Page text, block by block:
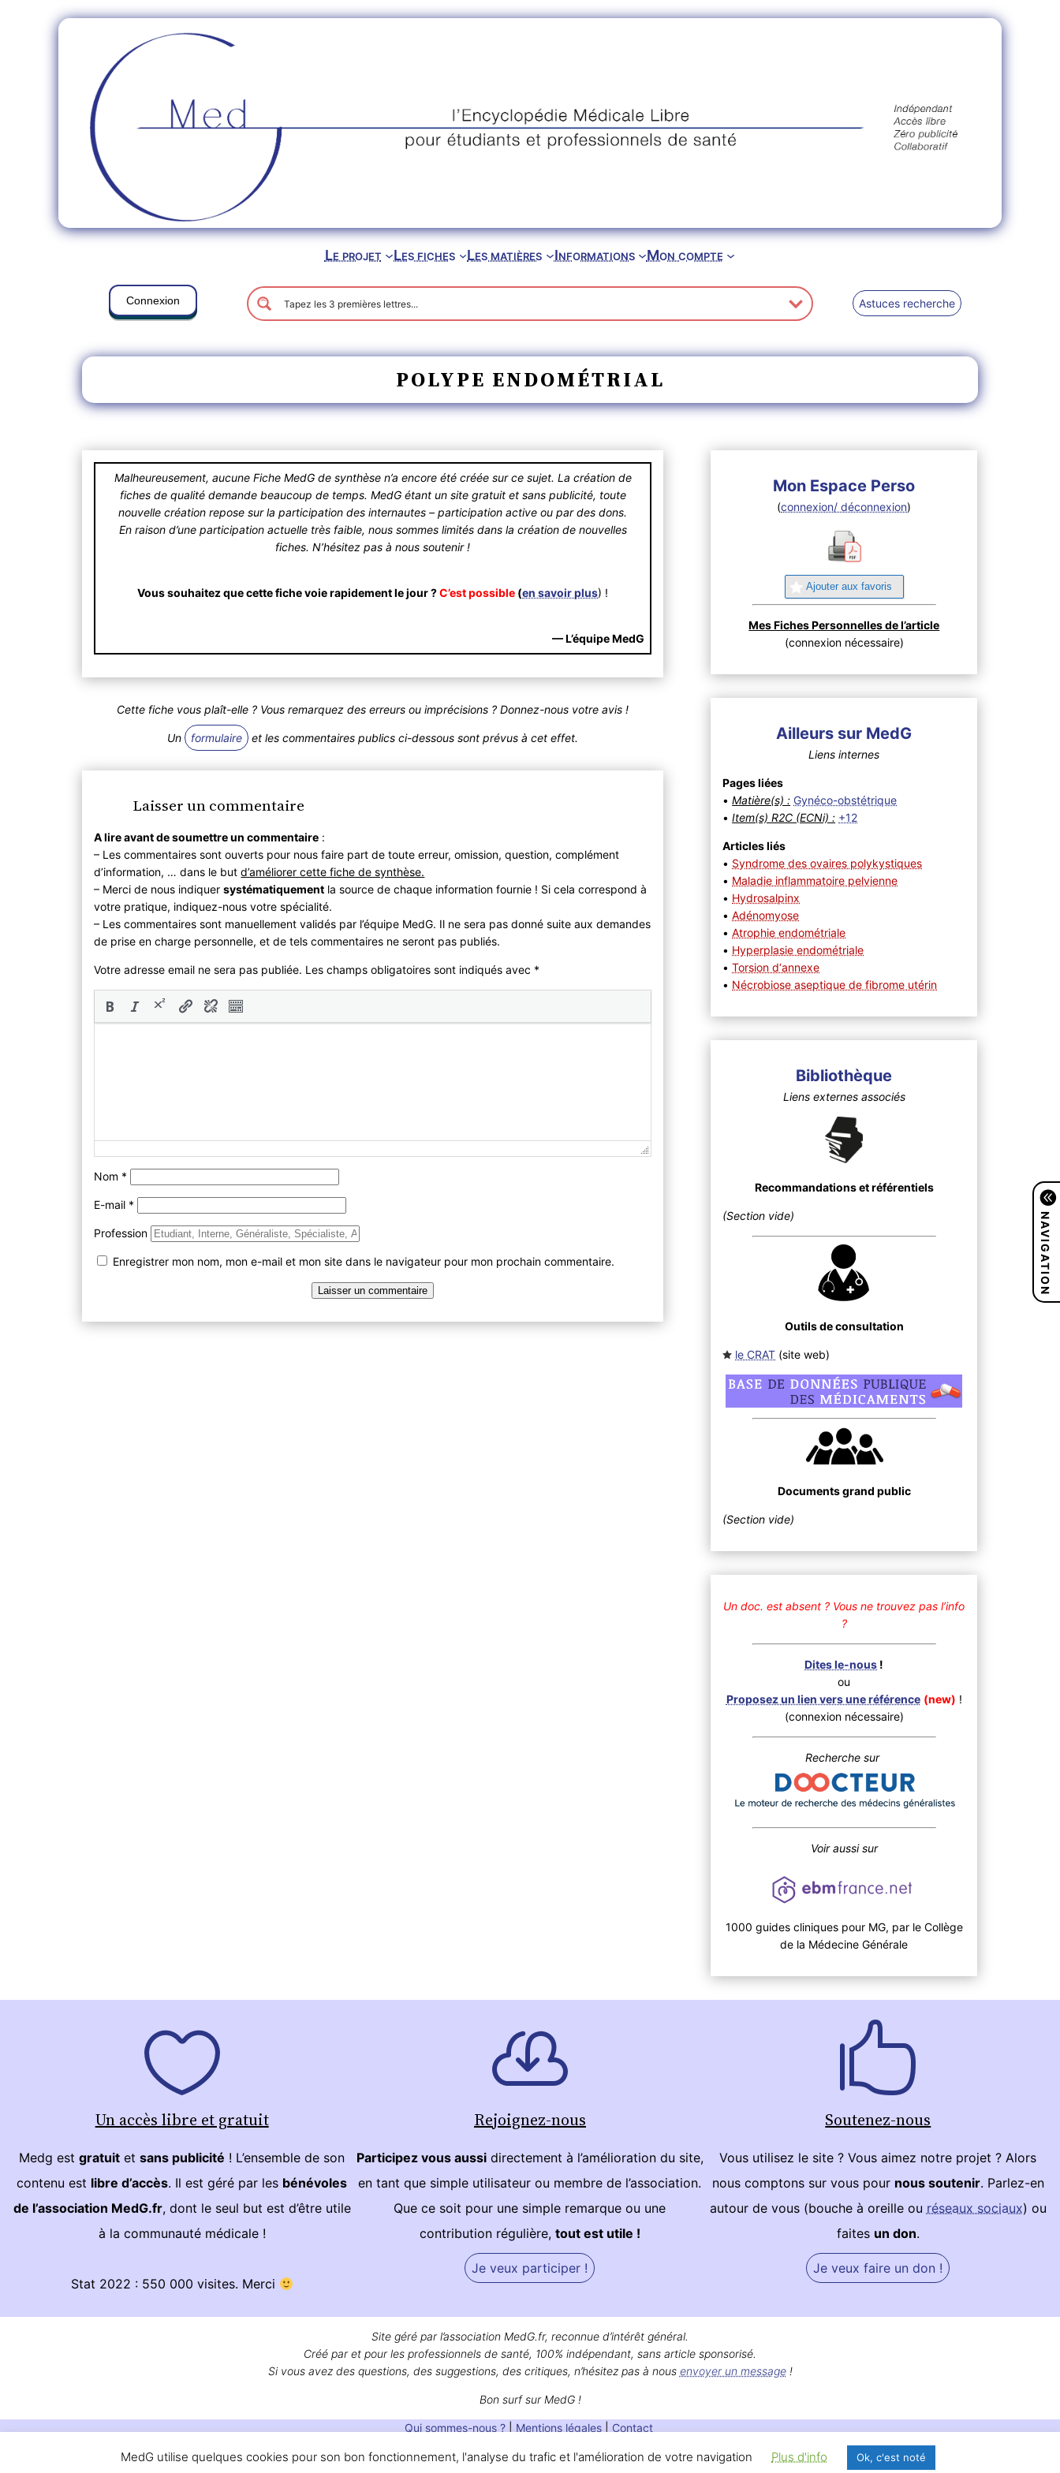
Le projet Les fiches Les matières Informations Mon compte
Connexion Astuces recherche
POLYPE ENDOMÉTRIAL
Malheureusement, aucune Fiche MedG de synthèse n’a encore été créée sur ce sujet. La création de
fiches de qualité demande beaucoup de temps. MedG étant un site gratuit et sans publicité, toute
nouvelle création repose sur la participation des internautes – participation active ou par des dons.
En raison d’une participation actuelle très faible, nous sommes limités dans la création de nouvelles
fiches. N’hésitez pas à nous soutenir !
Vous souhaitez que cette fiche voie rapidement le jour ?C’est possible (en savoir plus) !
— L’équipe MedG
Cette fiche vous plaît-elle ? Vous remarquez des erreurs ou imprécisions ? Donnez-nous votre avis !
Un formulaire et les commentaires publics ci-dessous sont prévus à cet effet.
Laisser un commentaire
A lire avant de soumettre un commentaire :
– Les commentaires sont ouverts pour nous faire part de toute erreur, omission, question, complément
d’information, … dans le butd’améliorer cette fiche de synthèse.
– Merci de nous indiquersystématiquement la source de chaque information fournie ! Si cela correspond à
votre pratique, indiquez-nous votre spécialité.
– Les commentaires sont manuellement validés par l’équipe MedG. Il ne sera pas donné suite aux demandes
de prise en charge personnelle, et de tels commentaires ne seront pas publiés.
Votre adresse email ne sera pas publiée. Les champs obligatoires sont indiqués avec *
Nom *
E-mail *
Profession
Enregistrer mon nom, mon e-mail et mon site dans le navigateur pour mon prochain commentaire.
Mon Espace Perso
(connexion/ déconnexion)
Ajouter aux favoris
Mes Fiches Personnelles de l’article
(connexion nécessaire)
Ailleurs sur MedG
Liens internes
Pages liées
•Matière(s) : Gynéco-obstétrique
•Item(s) R2C (ECNi) : +12
Articles liés
• Syndrome des ovaires polykystiques
• Maladie inflammatoire pelvienne
• Hydrosalpinx
•Adénomyose
•Atrophie endométriale
• Hyperplasie endométriale
•Torsion d‘annexe
• Nécrobiose aseptique de fibrome utérin
Bibliothèque
Liens externes associés
Recommandations et référentiels
(Section vide)
Outils de consultation
le CRAT (site web)
Documents grand public
(Section vide)
Un doc. est absent ? Vous ne trouvez pas l’info
?
Dites le-nous !
ou
Proposez un lien vers une référence (new) !
(connexion nécessaire)
Recherche sur
Voir aussi sur
1000 guides cliniques pour MG, par le Collège
de la Médecine Générale
NAVIGATION
Un accès libre et gratuit
Medg estgratuit etsans publicité ! L’ensemble de son
contenu est libre d’accès. Il est géré par les bénévoles
de l’association MedG.fr, dont le seul but est d’être utile
à la communauté médicale !
Stat 2022 : 550 000 visites. Merci
Rejoignez-nous
Participez vous aussidirectement à l’amélioration du site,
en tant que simple utilisateur ou membre de l’association.
Que ce soit pour une simple remarque ou une
contribution régulière, tout est utile !
Je veux participer !
Soutenez-nous
Vous utilisez le site ? Vous aimez notre projet ? Alors
nous comptons sur vous pour nous soutenir. Parlez-en
autour de vous (bouche à oreille ou réseaux sociaux) ou
faites un don.
Je veux faire un don !
Site géré par l’association MedG.fr, reconnue d’intérêt général.
Créé par et pour les professionnels de santé, 100% indépendant, sans article sponsorisé.
Si vous avez des questions, des suggestions, des critiques, n’hésitez pas à nous envoyer un message!
Bon surf sur MedG !
Qui sommes-nous ?| Mentions légales| Contact
MedG utilise quelques cookies pour son bon fonctionnement, l'analyse du trafic et l'amélioration de votre navigation Plus d'info Ok, c'est noté